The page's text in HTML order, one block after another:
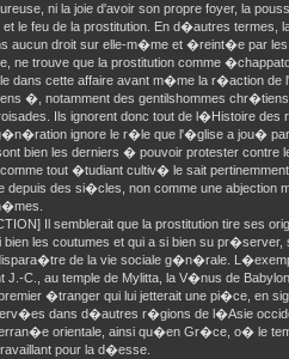
ni la joie d'avoir son propre foyer, la
le feu de la prostitution. En d�autres
aucun droit sur elle-m�me et �reint�e par
ne trouve que la prostitution comme
dans cette affaire avant m�me la r�action
�, notamment des gentilshommes
Ils ignorent donc tout de l�Histoire
ignore le r�le que l'�glise a jou�
bien les derniers � pouvoir protester
comme tout �tudiant cultiv� le sait
depuis des si�cles, non comme une abjection
Il semblerait que la prostitution tire ses
les coutumes et qui a si bien su
de la vie sociale g�n�rale.
J.-C., au temple de Mylitta, la V�nus de
�tranger qui lui jetterait une pi�ce, en
dans d�autres r�gions de l�Asie
orientale, ainsi qu�en Gr�ce, o� le
pour la d�esse.